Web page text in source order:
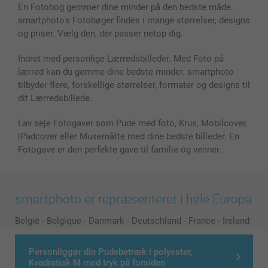
Personliggør din Pudebetræk i polyester,
Kvadratisk M med tryk på forsiden
Cover til mobil & tablet
MyNameBook
Fotorammer & Tilbehør
Alle fotoprodukter
Sitemap
Betingelser og garantier
smartbonus
Priser & betaling
En Fotobog gemmer dine minder på den bedste måde.
smartphoto's Fotobøger findes i mange størrelser, designs
og priser. Vælg den, der passer netop dig.
Indret med personlige Lærredsbilleder. Med Foto på
lærred kan du gemme dine bedste minder. smartphoto
tilbyder flere, forskellige størrelser, formater og designs til
dit Lærredsbillede.
Lav seje Fotogaver som Pude med foto, Krus, Mobilcover,
iPadcover eller Musemåtte med dine bedste billeder. En
Fotogave er den perfekte gave til familie og venner.
smartphoto er repræsenteret i hele Europa
België - Belgique - Danmark - Deutschland - France - Ireland
- Nederland - Norge - Österreich - Schweiz - Suisse -
Switzerland - Suomi Sverige - United Kingdom
Other Countries